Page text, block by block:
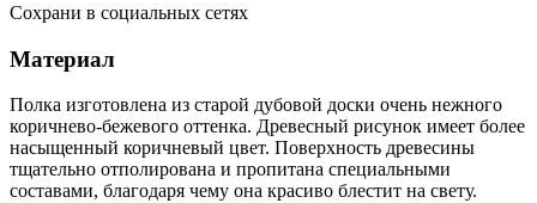
Сохрани в социальных сетях
Материал
Полка изготовлена из старой дубовой доски очень нежного
коричнево-бежевого оттенка. Древесный рисунок имеет более
насыщенный коричневый цвет. Поверхность древесины
тщательно отполирована и пропитана специальными
составами, благодаря чему она красиво блестит на свету.